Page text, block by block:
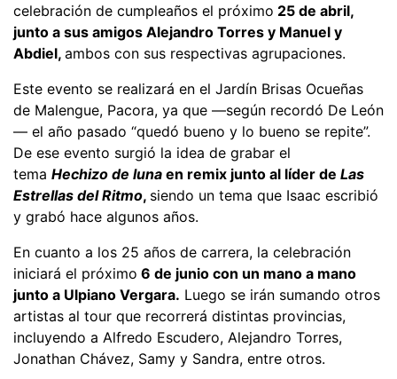
celebración de cumpleaños el próximo 25 de abril,
junto a sus amigos Alejandro Torres y Manuel y
Abdiel, ambos con sus respectivas agrupaciones.
Este evento se realizará en el Jardín Brisas Ocueñas
de Malengue, Pacora, ya que —según recordó De León
— el año pasado “quedó bueno y lo bueno se repite”.
De ese evento surgió la idea de grabar el
tema Hechizo de luna en remix junto al líder de Las
Estrellas del Ritmo, siendo un tema que Isaac escribió
y grabó hace algunos años.
En cuanto a los 25 años de carrera, la celebración
iniciará el próximo 6 de junio con un mano a mano
junto a Ulpiano Vergara. Luego se irán sumando otros
artistas al tour que recorrerá distintas provincias,
incluyendo a Alfredo Escudero, Alejandro Torres,
Jonathan Chávez, Samy y Sandra, entre otros.